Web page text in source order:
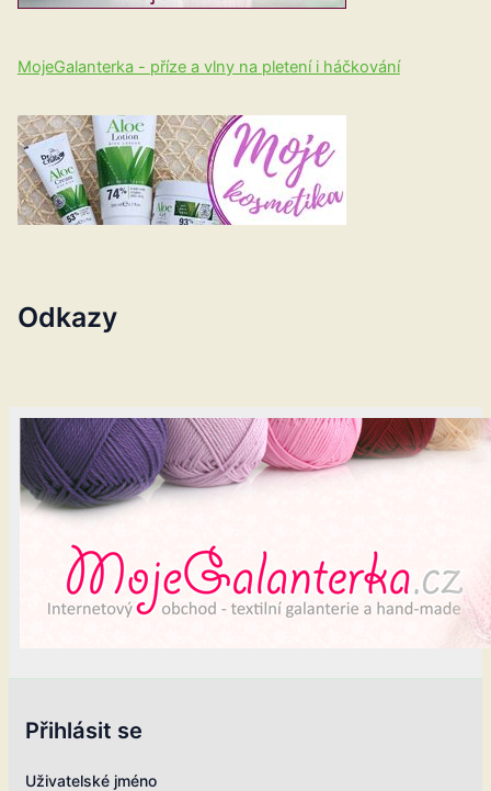
MojeGalanterka - příze a vlny na pletení i háčkování
Odkazy
Přihlásit se
Uživatelské jméno